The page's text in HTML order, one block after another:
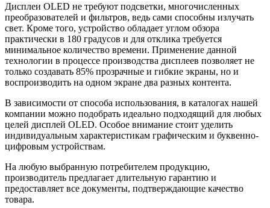
Дисплеи OLED не требуют подсветки, многочисленных
преобразователей и фильтров, ведь сами способны излучать
свет. Кроме того, устройство обладает углом обзора
практически в 180 градусов и для отклика требуется
минимальное количество времени. Применение данной
технологии в процессе производства дисплеев позволяет не
только создавать 85% прозрачные и гибкие экраны, но и
воспроизводить на одном экране два разных контента.
В зависимости от способа использования, в каталогах нашей
компании можно подобрать идеально подходящий для любых
целей дисплей ОLED. Особое внимание стоит уделить
индивидуальным характеристикам графическим и буквенно-
цифровым устройствам.
На любую выбранную потребителем продукцию,
производитель предлагает длительную гарантию и
предоставляет все документы, подтверждающие качество
товара.